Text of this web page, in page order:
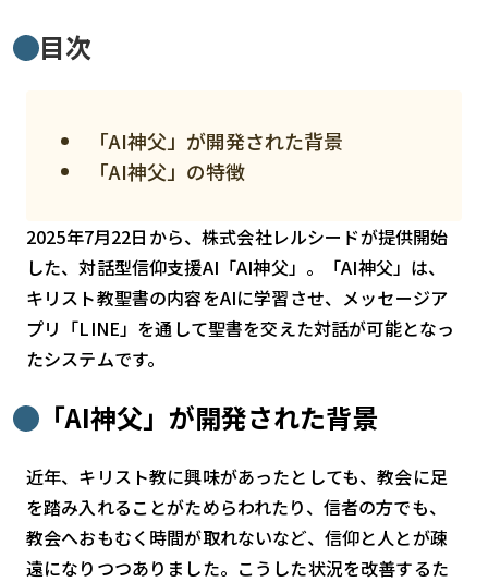
スマート〇〇
ドローン
ロボット
スマート物流
IoT
DX
ニュース
カメラ
Wi-Fi
SaaS
AI
目次
「AI神父」が開発された背景
「AI神父」の特徴
2025年7月22日から、株式会社レルシードが提供開始
した、対話型信仰支援AI「AI神父」。「AI神父」は、
キリスト教聖書の内容をAIに学習させ、メッセージア
プリ「LINE」を通して聖書を交えた対話が可能となっ
たシステムです。
「AI神父」が開発された背景
近年、キリスト教に興味があったとしても、教会に足
を踏み入れることがためらわれたり、信者の方でも、
教会へおもむく時間が取れないなど、信仰と人とが疎
遠になりつつありました。こうした状況を改善するた